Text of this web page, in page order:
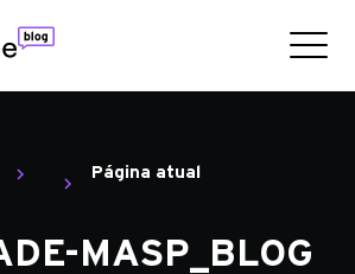
Página atual
MASP_BLOG